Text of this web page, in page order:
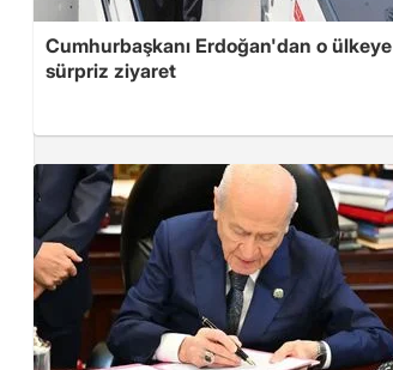
Cumhurbaşkanı Erdoğan'dan o ülkeye
sürpriz ziyaret